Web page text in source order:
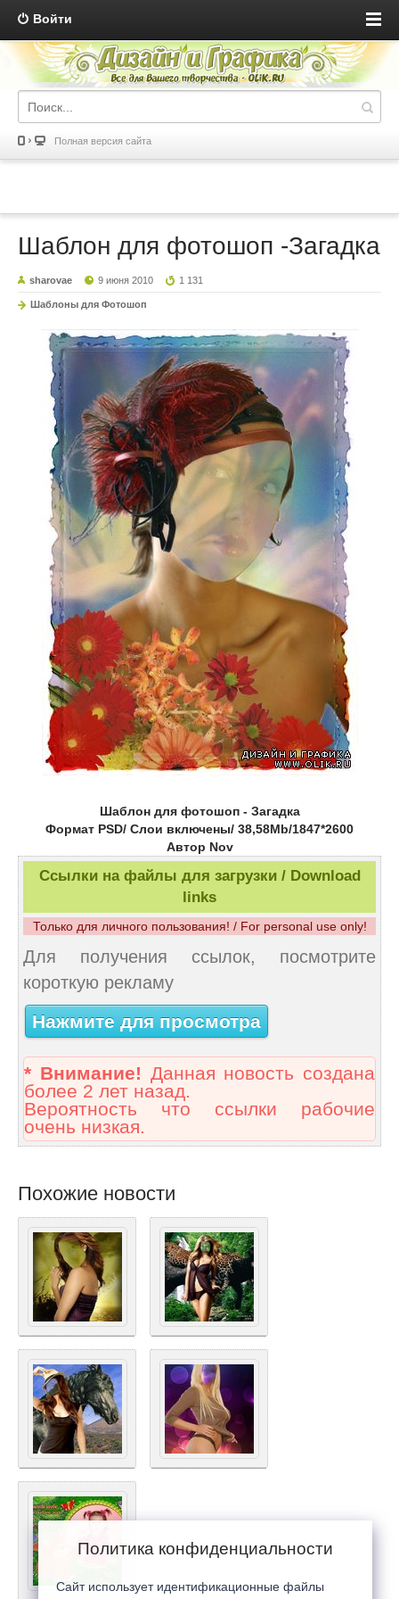
Войти
Полная версия сайта
Шаблон для фотошоп -Загадка
sharovae 9 июня 2010 1 131
Шаблоны для Фотошоп
Шаблон для фотошоп - Загадка
Формат PSD/ Слои включены/ 38,58Mb/1847*2600
Автор Nov
Ссылки на файлы для загрузки / Download
links
Только для личного пользования! / For personal use only!
Для получения ссылок, посмотрите
короткую рекламу
Нажмите для просмотра
* Внимание! Данная новость создана
более 2 лет назад.
Вероятность что ссылки рабочие
очень низкая.
Похожие новости
Политика конфиденциальности
Сайт использует идентификационные файлы